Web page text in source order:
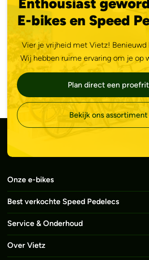
E-bikes en Speed
Vier je vrijheid met Vietz! Benieuwd
Wij hebben ruime ervaring om je op
Plan direct een proefrit
Bekijk ons assortiment
Onze e-bikes
Best verkochte Speed Pedelecs
Service & Onderhoud
Over Vietz